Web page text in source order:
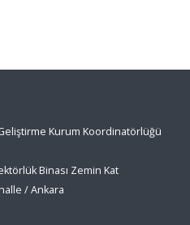
Kurum Koordinatörlüğü
Binası Zemin Kat
/ Ankara